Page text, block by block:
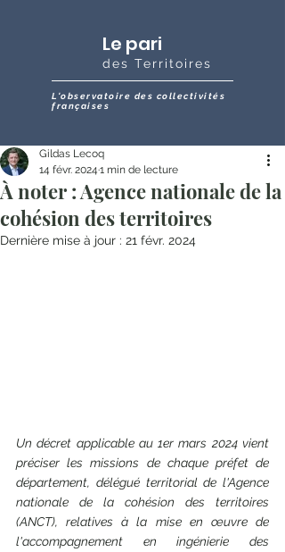
Le pari
des Territoires
L'observatoire des collectivités
françaises
À noter : Agence nationale de la
cohésion des territoires
Gildas Lecoq
14 févr. 2024 1 min de lecture
Dernière mise à jour : 21 févr. 2024
Un décret applicable au 1er mars 2024 vient
préciser les missions de chaque préfet de
département, délégué territorial de l'Agence
nationale de la cohésion des territoires
(ANCT), relatives à la mise en œuvre de
l'accompagnement en ingénierie des